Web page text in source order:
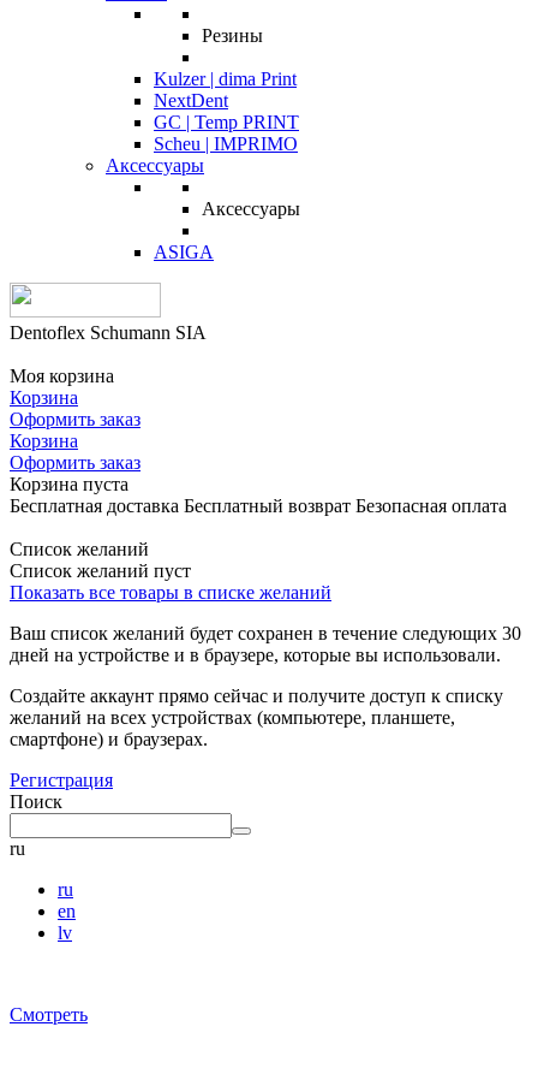
Резины
Kulzer | dima Print
NextDent
GC | Temp PRINT
Scheu | IMPRIMO
Аксессуары
Аксессуары
ASIGA
Dentoflex Schumann SIA
Моя корзина
Корзина
Оформить заказ
Корзина
Оформить заказ
Корзина пуста
Бесплатная доставка Бесплатный возврат Безопасная оплата
Список желаний
Список желаний пуст
Показать все товары в списке желаний
Ваш список желаний будет сохранен в течение следующих 30
дней на устройстве и в браузере, которые вы использовали.
Создайте аккаунт прямо сейчас и получите доступ к списку
желаний на всех устройствах (компьютере, планшете,
смартфоне) и браузерах.
Регистрация
Поиск
ru
ru
en
lv
Смотреть